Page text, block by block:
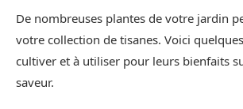
De nombreuses plantes de votre jardin
votre collection de tisanes. Voici
cultiver et à utiliser pour leurs bienfaits
saveur.